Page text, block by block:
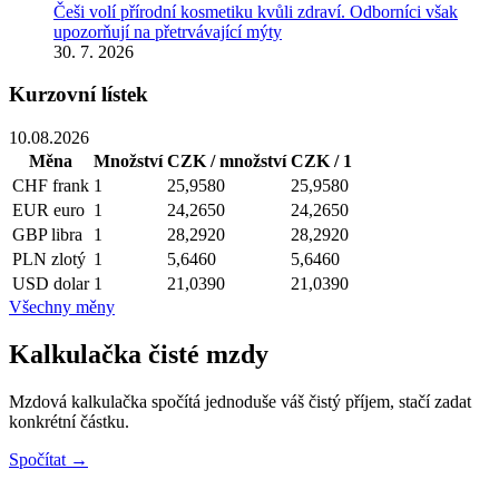
Češi volí přírodní kosmetiku kvůli zdraví. Odborníci však
upozorňují na přetrvávající mýty
30. 7. 2026
Kurzovní lístek
10.08.2026
Měna
Množství CZK / množství CZK / 1
CHF frank 1 25,9580
25,9580
EUR euro 1 24,2650
24,2650
GBP libra 1 28,2920
28,2920
PLN zlotý 1 5,6460
5,6460
USD dolar 1 21,0390
21,0390
Všechny měny
Kalkulačka čisté mzdy
Mzdová kalkulačka spočítá jednoduše váš čistý příjem, stačí zadat
konkrétní částku.
Spočítat →